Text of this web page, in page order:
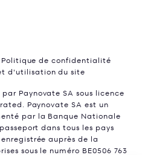
Politique de confidentialité
d'utilisation du site
Paynovate SA sous licence
Paynovate SA est un
par la Banque Nationale
dans tous les pays
auprès de la
sous le numéro BE0506 763